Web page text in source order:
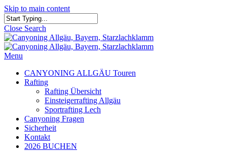
Skip to main content
Close Search
Menu
CANYONING ALLGÄU Touren
Rafting
Rafting Übersicht
Einsteigerrafting Allgäu
Sportrafting Lech
Canyoning Fragen
Sicherheit
Kontakt
2026 BUCHEN